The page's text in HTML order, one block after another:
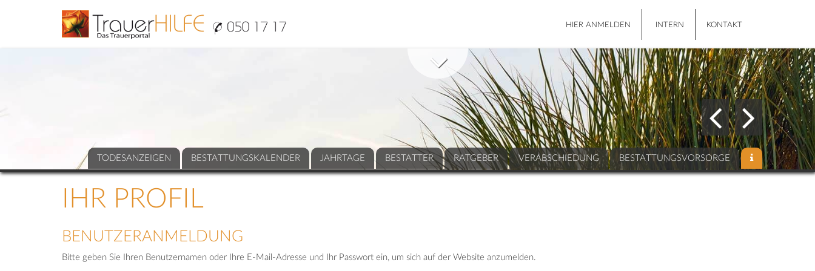
HIER ANMELDEN INTERN KONTAKT
TODESANZEIGEN BESTATTUNGSKALENDER JAHRTAGE BESTATTER RATGEBER VERABSCHIEDUNG BESTATTUNGSVORSORGE
IHR PROFIL
BENUTZERANMELDUNG
Bitte geben Sie Ihren Benutzernamen oder Ihre E-Mail-Adresse und Ihr Passwort ein, um sich auf der Website anzumelden.